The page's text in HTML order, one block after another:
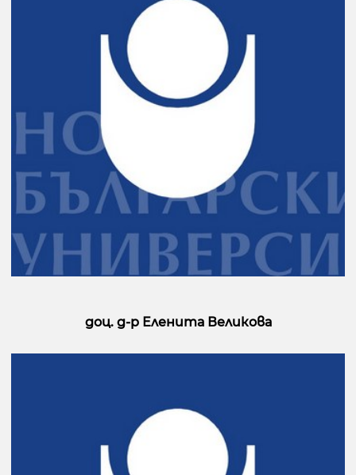
доц. д-р Еленита Великова